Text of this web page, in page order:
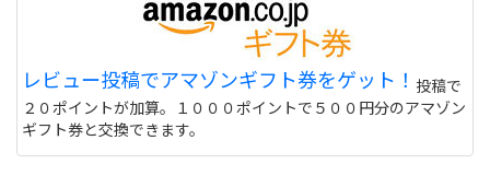
レビュー投稿でアマゾンギフト券をゲット！ 投稿で
２０ポイントが加算。１０００ポイントで５００円分のアマゾン
ギフト券と交換できます。